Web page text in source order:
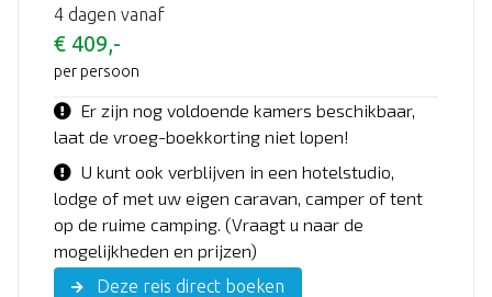
4 dagen vanaf
€ 409,-
per persoon
Er zijn nog voldoende kamers beschikbaar,
laat de vroeg-boekkorting niet lopen!
U kunt ook verblijven in een hotelstudio,
lodge of met uw eigen caravan, camper of tent
op de ruime camping. (Vraagt u naar de
mogelijkheden en prijzen)
Deze reis direct boeken